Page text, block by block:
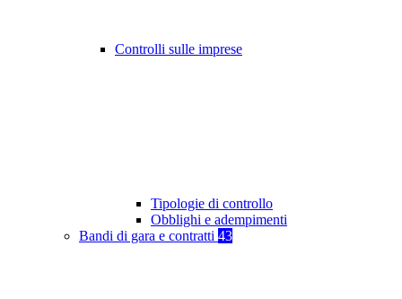
Controlli sulle imprese
Tipologie di controllo
Obblighi e adempimenti
Bandi di gara e contratti 43